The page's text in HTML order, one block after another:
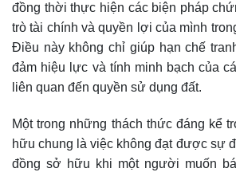
đồng thời thực hiện các biện pháp
trò tài chính và quyền lợi của mình
Điều này không chỉ giúp hạn chế
đảm hiệu lực và tính minh bạch của
liên quan đến quyền sử dụng đất.
Một trong những thách thức đáng kể
hữu chung là việc không đạt được sự
đồng sở hữu khi một người muốn